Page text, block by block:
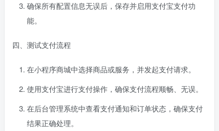
确保所有配置信息无误后，保存并启用支付宝支付功
能。
四、测试支付流程
在小程序商城中选择商品或服务，并发起支付请求。
使用支付宝进行支付操作，确保支付流程顺畅、无误。
在后台管理系统中查看支付通知和订单状态，确保支付
结果正确处理。